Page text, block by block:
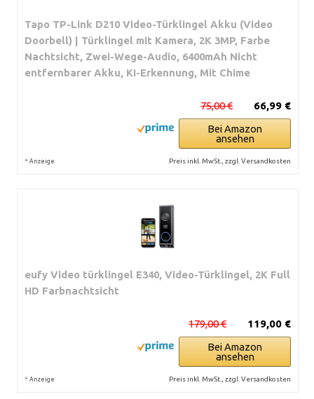
Tapo TP-Link D210 Video-Türklingel Akku (Video
Doorbell) | Türklingel mit Kamera, 2K 3MP, Farbe
Nachtsicht, Zwei-Wege-Audio, 6400mAh Nicht
entfernbarer Akku, KI-Erkennung, Mit Chime
66,99 €
75,00 €
Bei Amazon
ansehen
* Anzeige Preis inkl. MwSt., zzgl. Versandkosten
eufy Video türklingel E340, Video-Türklingel, 2K Full
HD Farbnachtsicht
119,00 €
179,00 €
Bei Amazon
ansehen
* Anzeige Preis inkl. MwSt., zzgl. Versandkosten